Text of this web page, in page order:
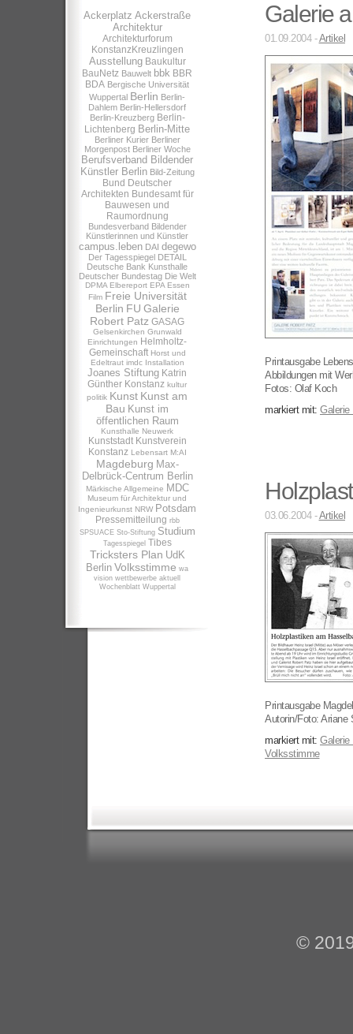
Ackerplatz Ackerstraße
Architektur
Architekturforum
KonstanzKreuzlingen
Ausstellung Baukultur
BauNetz Bauwelt bbk BBR
BDA Bergische Universität
Wuppertal Berlin Berlin-
Dahlem Berlin-Hellersdorf
Berlin-Kreuzberg Berlin-
Lichtenberg Berlin-Mitte
Berliner Kurier Berliner
Morgenpost Berliner Woche
Berufsverband Bildender
Künstler Berlin Bild-Zeitung
Bund Deutscher
Architekten Bundesamt für
Bauwesen und
Raumordnung
Bundesverband Bildender
Künstlerinnen und Künstler
campus.leben DAI degewo
Der Tagesspiegel DETAIL
Deutsche Bank Kunsthalle
Deutscher Bundestag Die Welt
DPMA Elbereport EPA Essen
Film Freie Universität
Berlin FU Galerie
Robert Patz GASAG
Gelsenkirchen Grunwald
Einrichtungen Helmholtz-
Gemeinschaft Horst und
Edeltraut imdc Installation
Joanes Stiftung Katrin
Günther Konstanz kultur
politik Kunst Kunst am
Bau Kunst im
öffentlichen Raum
Kunsthalle Neuwerk
Kunststadt Kunstverein
Konstanz Lebensart M:AI
Magdeburg Max-
Delbrück-Centrum Berlin
Märkische Allgemeine MDC
Museum für Architektur und
Ingenieurkunst NRW Potsdam
Pressemitteilung rbb
SPSUACE Sto-Stiftung Studium
Tagesspiegel Tibes
Tricksters Plan UdK
Berlin Volksstimme wa
vision wettbewerbe aktuell
Wochenblatt Wuppertal
Galerie
01.09.2004 -Artikel
Printausgabe
Abbildungen mit
Fotos: Olaf Koch
markiert mit: Galerie
03.06.2004 -Artikel
Printausgabe
Autorin/Foto: Ariane
markiert mit: Galerie
Volksstimme
©